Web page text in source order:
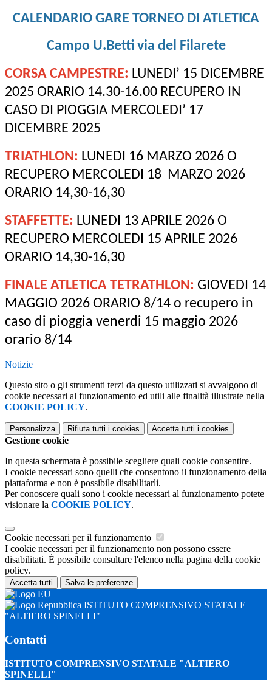
CALENDARIO GARE TORNEO DI ATLETICA
Campo U.Betti via del Filarete
CORSA CAMPESTRE: LUNEDI’ 15 DICEMBRE
2025 ORARIO 14.30-16.00 RECUPERO IN
CASO DI PIOGGIA MERCOLEDI’ 17
DICEMBRE 2025
TRIATHLON: LUNEDI 16 MARZO 2026 O
RECUPERO MERCOLEDI 18 MARZO 2026
ORARIO 14,30-16,30
STAFFETTE: LUNEDI 13 APRILE 2026 O
RECUPERO MERCOLEDI 15 APRILE 2026
ORARIO 14,30-16,30
FINALE ATLETICA TETRATHLON: GIOVEDI 14
MAGGIO 2026 ORARIO 8/14 o recupero in
caso di pioggia venerdi 15 maggio 2026
orario 8/14
Notizie
Questo sito o gli strumenti terzi da questo utilizzati si avvalgono di
cookie necessari al funzionamento ed utili alle finalità illustrate nella
COOKIE POLICY.
Personalizza Rifiuta tutti i cookies Accetta tutti i cookies
Gestione cookie
In questa schermata è possibile scegliere quali cookie consentire.
I cookie necessari sono quelli che consentono il funzionamento della
piattaforma e non è possibile disabilitarli.
Per conoscere quali sono i cookie necessari al funzionamento potete
visionare la COOKIE POLICY.
Cookie necessari per il funzionamento
I cookie necessari per il funzionamento non possono essere
disabilitati. È possibile consultare l'elenco nella pagina della cookie
policy.
Accetta tutti Salva le preferenze
ISTITUTO COMPRENSIVO STATALE
"ALTIERO SPINELLI"
Contatti
ISTITUTO COMPRENSIVO STATALE "ALTIERO
SPINELLI"